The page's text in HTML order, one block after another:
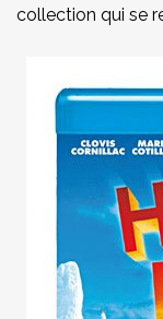
collection qui se